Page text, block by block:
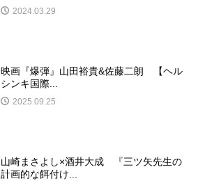
2024.03.29
映画『爆弾』山田裕貴&佐藤二朗 【ヘル
シンキ国際...
2025.09.25
山崎まさよし×酒井大成 『三ツ⽮先⽣の
計画的な餌付け...